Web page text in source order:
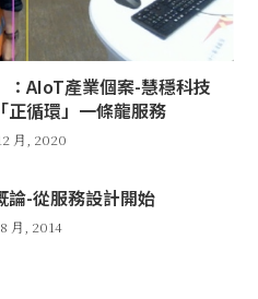
：AIoT產業個案-慧穩科技
正循環」一條龍服務
月, 2020
-從服務設計開始
月, 2014